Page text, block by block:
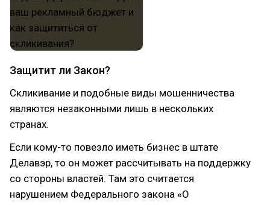
Защитит ли Закон?
Скликивание и подобные виды мошенничества
являются незаконными лишь в нескольких
странах.
Если кому-то повезло иметь бизнес в штате
Делавэр, то он может рассчитывать на поддержку
со стороны властей. Там это считается
нарушением Федерального закона «О